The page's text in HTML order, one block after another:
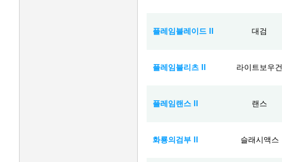
플레임블레이드 II 대검
플레임블리츠 II 라이트보우건
플레임랜스 II 랜스
화룡의검부 II 슬래시액스